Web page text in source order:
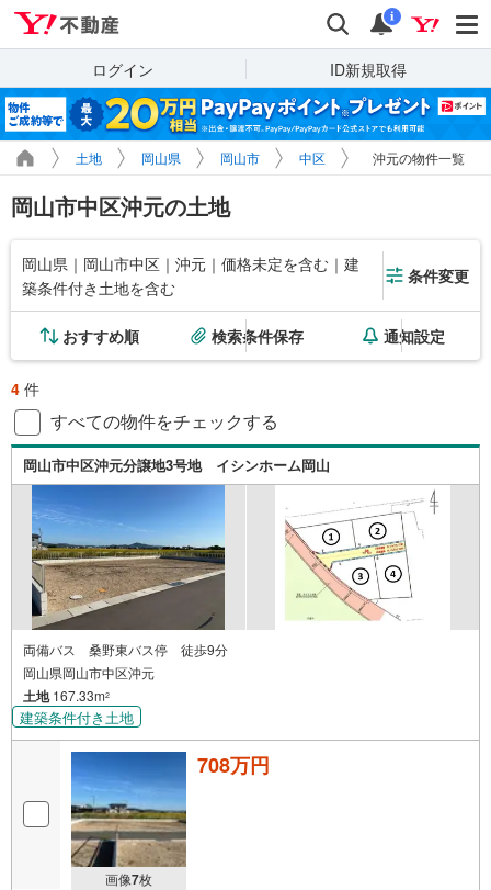
検索 通知
i
ログイン ID新規取得
土地 岡山県 岡山市 中区 沖元の物件一覧
岡山市中区沖元の土地
岡山県｜岡山市中区｜沖元｜価格未定を含む｜建
築条件付き土地を含む
条件変更
おすすめ順 検索条件保存 通知設定
4 件
すべての物件をチェックする
岡山市中区沖元分譲地3号地 イシンホーム岡山
両備バス 桑野東バス停 徒歩9分
岡山県岡山市中区沖元
土地167.33m2
建築条件付き土地
画像7枚
708万円